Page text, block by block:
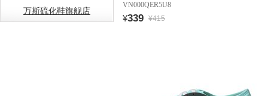
万斯硫化鞋旗舰店
VN000QER5U8
¥339 ¥415